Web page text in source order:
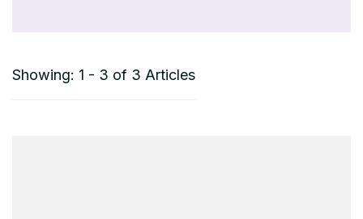
Showing: 1 - 3 of 3 Articles